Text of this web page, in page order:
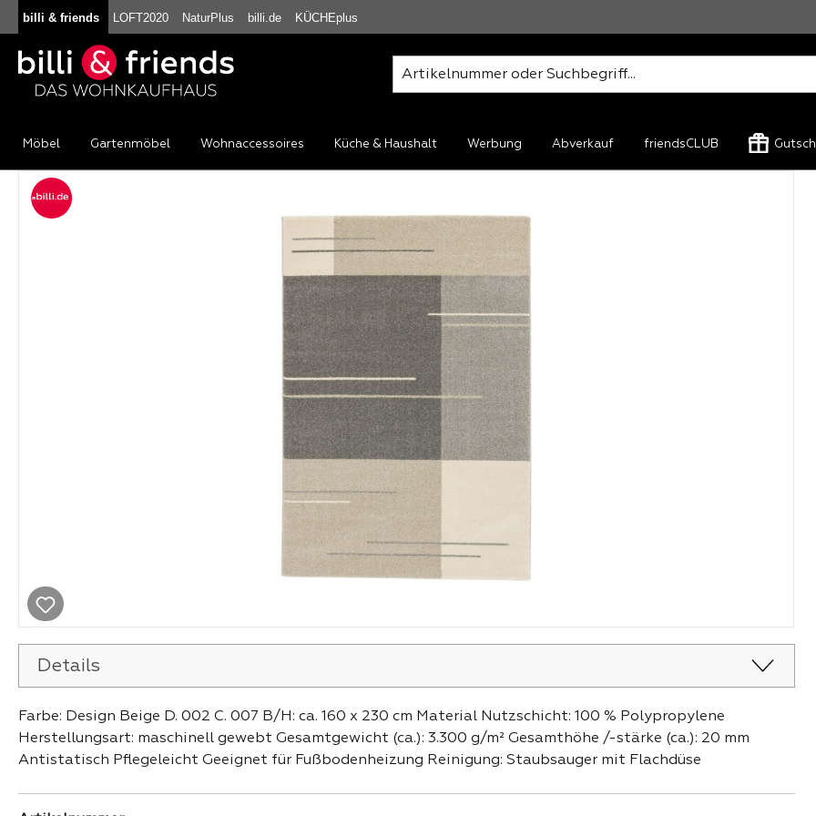
Hauptinhalt springen
Zur Suche springen
Zur Hauptnavigation springen
billi & friends LOFT2020 NaturPlus billi.de KÜCHEplus
Möbel Gartenmöbel Wohnaccessoires Küche & Haushalt Werbung Abverkauf friendsCLUB
Bildergalerie überspringen
Details
Farbe: Design Beige D. 002 C. 007 B/H: ca. 160 x 230 cm Material Nutzschicht: 100 % Polypropylene
Herstellungsart: maschinell gewebt Gesamtgewicht (ca.): 3.300 g/m² Gesamthöhe /-stärke (ca.): 20 mm
Antistatisch Pflegeleicht Geeignet für Fußbodenheizung Reinigung: Staubsauger mit Flachdüse